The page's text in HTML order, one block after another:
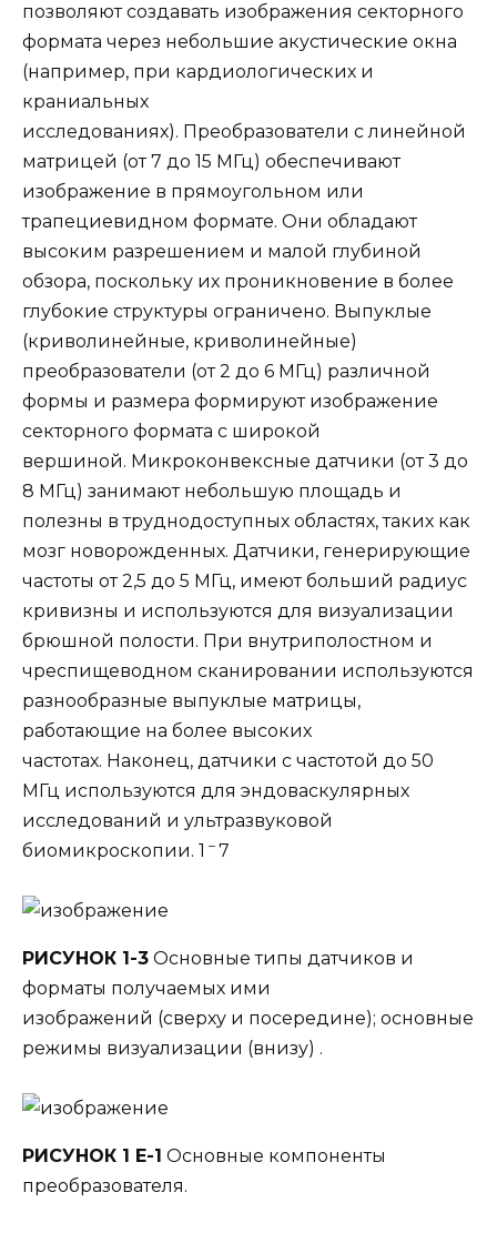
позволяют создавать изображения секторного
формата через небольшие акустические окна
(например, при кардиологических и
краниальных
исследованиях). Преобразователи с линейной
матрицей (от 7 до 15 МГц) обеспечивают
изображение в прямоугольном или
трапециевидном формате. Они обладают
высоким разрешением и малой глубиной
обзора, поскольку их проникновение в более
глубокие структуры ограничено. Выпуклые
(криволинейные, криволинейные)
преобразователи (от 2 до 6 МГц) различной
формы и размера формируют изображение
секторного формата с широкой
вершиной. Микроконвексные датчики (от 3 до
8 МГц) занимают небольшую площадь и
полезны в труднодоступных областях, таких как
мозг новорожденных. Датчики, генерирующие
частоты от 2,5 до 5 МГц, имеют больший радиус
кривизны и используются для визуализации
брюшной полости. При внутриполостном и
чреспищеводном сканировании используются
разнообразные выпуклые матрицы,
работающие на более высоких
частотах. Наконец, датчики с частотой до 50
МГц используются для эндоваскулярных
исследований и ультразвуковой
биомикроскопии. 1 – 7
РИСУНОК 1-3 Основные типы датчиков и
форматы получаемых ими
изображений (сверху и посередине); основные
режимы визуализации (внизу) .
РИСУНОК 1 E-1 Основные компоненты
преобразователя.